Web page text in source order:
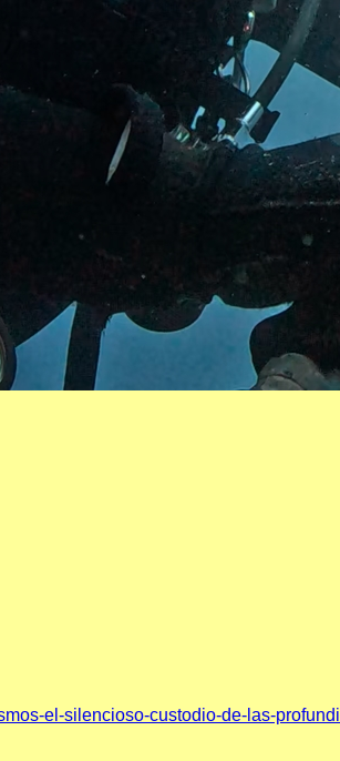
el-silencioso-custodio-de-las-